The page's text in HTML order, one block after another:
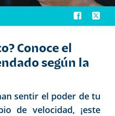
Conoce el
según la
sentir el poder de tu
de velocidad, ¡este